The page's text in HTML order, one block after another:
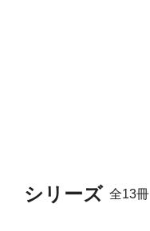
シリーズ 全13冊